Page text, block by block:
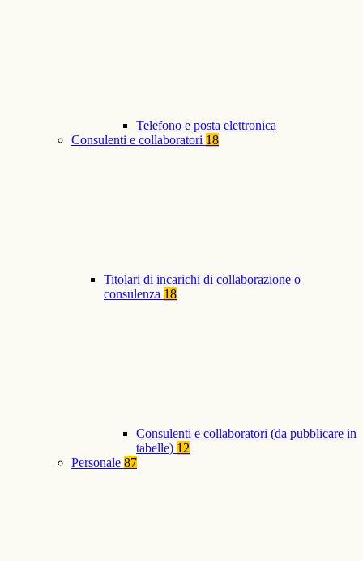
Telefono e posta elettronica
Consulenti e collaboratori 18
Titolari di incarichi di collaborazione o
consulenza 18
Consulenti e collaboratori (da pubblicare in
tabelle) 12
Personale 87